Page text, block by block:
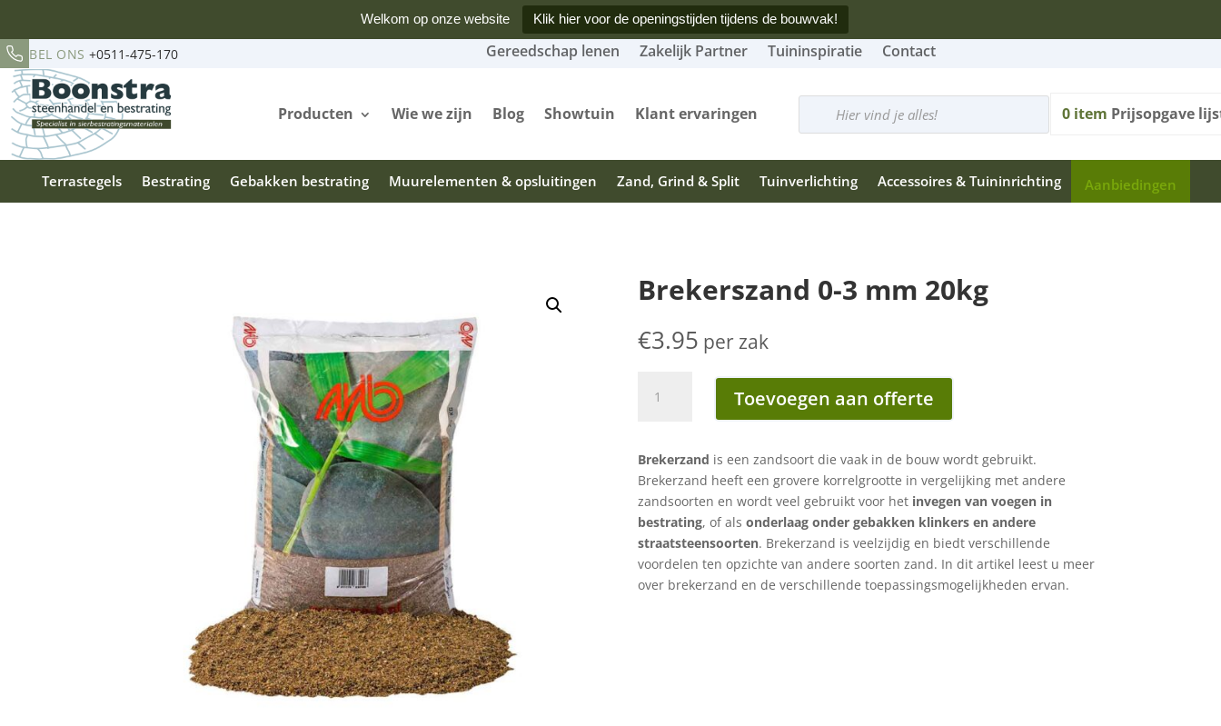
Welkom op onze website Klik hier voor de openingstijden tijdens de bouwvak!
BEL ONS +0511-475-170 Gereedschap lenen Zakelijk Partner Tuininspiratie Contact
Producten Wie we zijn Blog Showtuin Klant ervaringen
zoeken
0 item Prijsopgave
Terrastegels Bestrating Gebakken bestrating Muurelementen & opsluitingen Zand, Grind & Split Tuinverlichting Accessoires & Tuininrichting Aanbiedingen
Brekerszand 0-3 mm 20kg
€3.95 per zak
20kg
aantal
Toevoegen aan offerte
Brekerzand is een zandsoort die vaak in de bouw wordt gebruikt.
Brekerzand heeft een grovere korrelgrootte in vergelijking met andere
zandsoorten en wordt veel gebruikt voor hetinvegen van voegen in
bestrating, of als onderlaag onder gebakken klinkers en andere
straatsteensoorten. Brekerzand is veelzijdig en biedt verschillende
voordelen ten opzichte van andere soorten zand. In dit artikel leest u meer
over brekerzand en de verschillende toepassingsmogelijkheden ervan.